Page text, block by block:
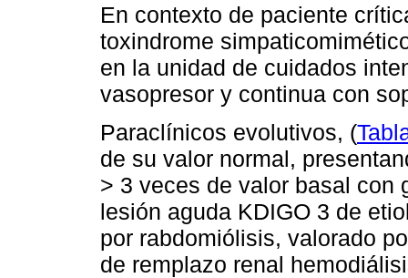
En contexto de paciente
toxindrome
en la unidad de cuidados
vasopresor y continua con
Paraclínicos evolutivos, (
de su valor normal,
> 3 veces de valor basal con
lesión aguda KDIGO 3 de
por rabdomiólisis, valorado
de remplazo renal